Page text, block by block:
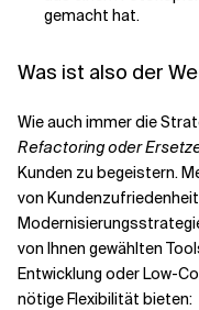
gemacht hat.
Was ist also der
Wie auch immer die
Refactoring oder
Kunden zu begeistern.
von
von Ihnen gewählten
Entwicklung oder Low-
nötige Flexibilität bieten: